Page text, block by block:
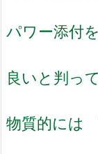
パワー添付
良いと判っ
物質的には